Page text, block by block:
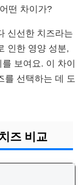
신선한 치즈라는
인한 영양 성분,
보여요. 이 차이
를 선택하는 데 도
즈 비교